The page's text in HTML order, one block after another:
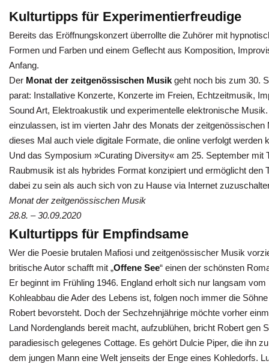
Kulturtipps für Experimentierfreudige
Bereits das Eröffnungskonzert überrollte die Zuhörer mit
Formen und Farben und einem Geflecht aus Komposition,
Anfang.
Der Monat der zeitgenössischen Musik geht noch bis zum 30.
parat: Installative Konzerte, Konzerte im Freien, Echtzeitmusik,
Sound Art, Elektroakustik und experimentelle elektronische
einzulassen, ist im vierten Jahr des Monats der
dieses Mal auch viele digitale Formate, die online verfolgt werden
Und das Symposium »Curating Diversity« am 25. September mit
Raubmusik ist als hybrides Format konzipiert und ermöglicht den
dabei zu sein als auch sich von zu Hause via Internet
Monat der zeitgenössischen Musik
28.8. – 30.09.2020
Kulturtipps für Empfindsame
Wer die Poesie brutalen Mafiosi und zeitgenössischer Musik
britische Autor schafft mit „Offene See“ einen der schönsten
Er beginnt im Frühling 1946. England erholt sich nur langsam
Kohleabbau die Ader des Lebens ist, folgen noch immer die
Robert bevorsteht. Doch der Sechzehnjährige möchte vorher
Land Nordenglands bereit macht, aufzublühen, bricht Robert gen
paradiesisch gelegenes Cottage. Es gehört Dulcie Piper, die ihn
dem jungen Mann eine Welt jenseits der Enge eines Kohledorfs.